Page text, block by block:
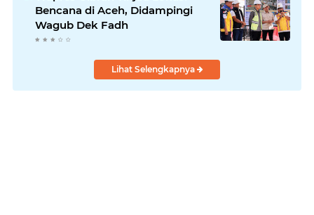
Bencana di Aceh, Didampingi
Wagub Dek Fadh
Lihat Selengkapnya